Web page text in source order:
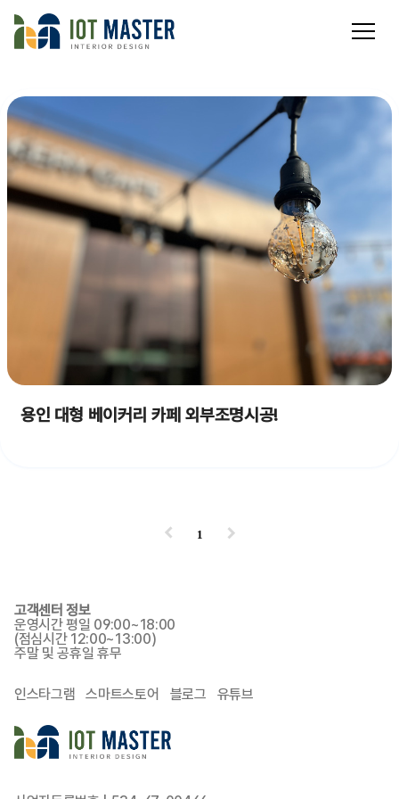
용인 대형 베이커리 카페 외부조명시공!
1
고객센터 정보
운영시간 평일 09:00~18:00
(점심시간 12:00~13:00)
주말 및 공휴일 휴무
인스타그램 스마트스토어 블로그 유튜브